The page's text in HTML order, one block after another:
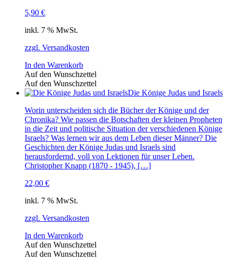
5,90 €
inkl. 7 % MwSt.
zzgl. Versandkosten
In den Warenkorb
Auf den Wunschzettel
Auf den Wunschzettel
Die Könige Judas und Israels
Worin unterscheiden sich die Bücher der Könige und der
Chronika? Wie passen die Botschaften der kleinen Propheten
in die Zeit und politische Situation der verschiedenen Könige
Israels? Was lernen wir aus dem Leben dieser Männer? Die
Geschichten der Könige Judas und Israels sind
herausfordernd, voll von Lektionen für unser Leben.
Christopher Knapp (1870 - 1945), […]
22,00 €
inkl. 7 % MwSt.
zzgl. Versandkosten
In den Warenkorb
Auf den Wunschzettel
Auf den Wunschzettel